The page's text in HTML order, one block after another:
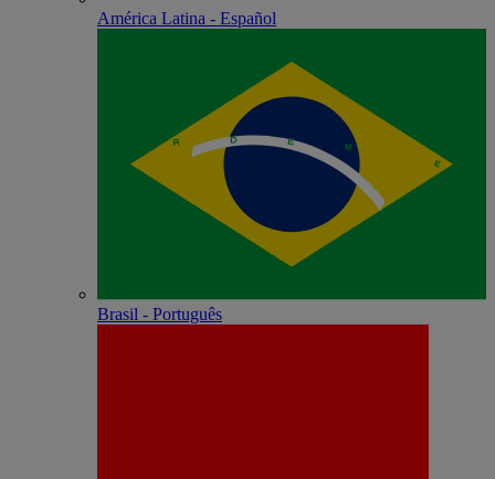
América Latina - Español
Brasil - Português